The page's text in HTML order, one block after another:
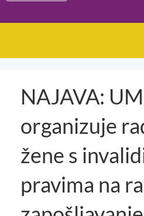
NAJAVA:
organizuje
žene s
pravima na